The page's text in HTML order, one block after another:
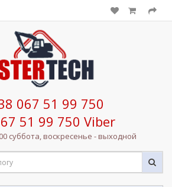
067 51 99 750
51 99 750 Viber
суббота, воскресенье - выходной